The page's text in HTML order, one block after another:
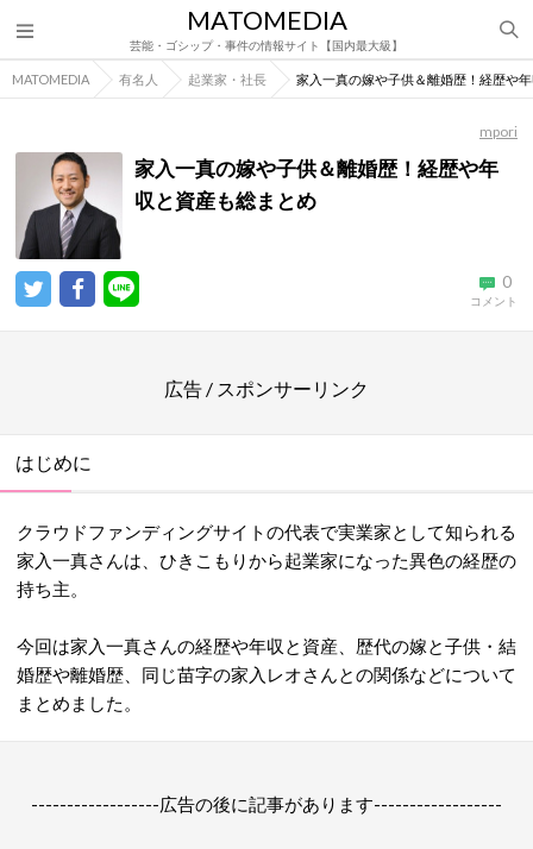
MATOMEDIA
芸能・ゴシップ・事件の情報サイト【国内最大級】
MATOMEDIA 有名人 起業家・社長 家入一真の嫁や子供＆離婚歴！経歴や
mpori
家入一真の嫁や子供＆離婚歴！経歴や年
収と資産も総まとめ
0
コメント
広告 / スポンサーリンク
はじめに
クラウドファンディングサイトの代表で実業家として知られる
家入一真さんは、ひきこもりから起業家になった異色の経歴の
持ち主。
今回は家入一真さんの経歴や年収と資産、歴代の嫁と子供・結
婚歴や離婚歴、同じ苗字の家入レオさんとの関係などについて
まとめました。
------------------広告の後に記事があります------------------